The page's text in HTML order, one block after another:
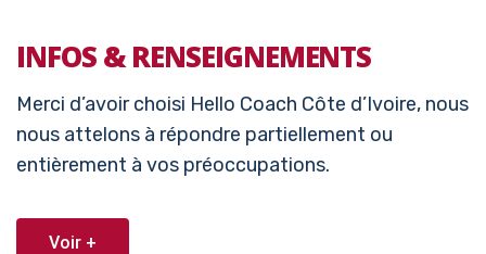
INFOS & RENSEIGNEMENTS
Merci d’avoir choisi Hello Coach Côte d’Ivoire, nous
nous attelons à répondre partiellement ou
entièrement à vos préoccupations.
Voir +